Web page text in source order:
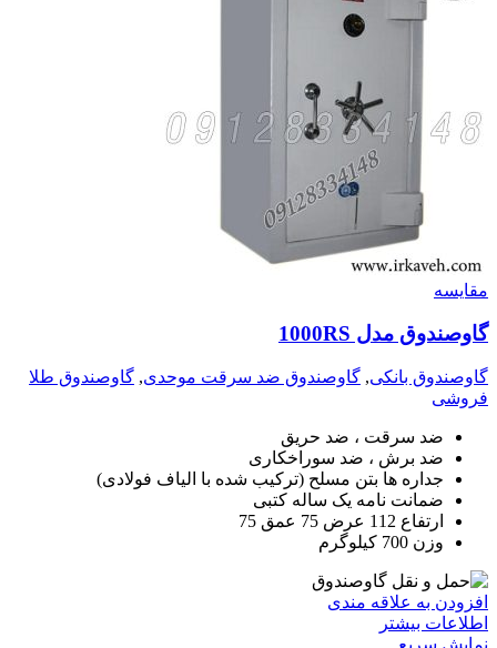
مقايسه
گاوصندوق مدل 1000RS
گاوصندوق بانکی, گاوصندوق ضد سرقت موحدی, گاوصندوق طلا
فروشی
ضد سرقت ، ضد حریق
ضد برش ، ضد سوراخکاری
جداره ها بتن مسلح (ترکیب شده با الیاف فولادی)
ضمانت نامه یک ساله کتبی
ارتفاع 112 عرض 75 عمق 75
وزن 700 کیلوگرم
افزودن به علاقه مندی
اطلاعات بیشتر